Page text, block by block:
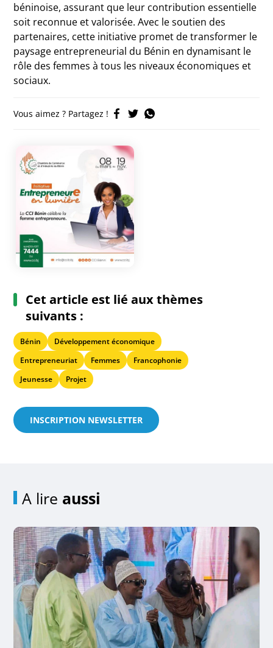
béninoise, assurant que leur contribution essentielle
soit reconnue et valorisée. Avec le soutien des
partenaires, cette initiative promet de transformer le
paysage entrepreneurial du Bénin en dynamisant le
rôle des femmes à tous les niveaux économiques et
sociaux.
Vous aimez ? Partagez !
Cet article est lié aux thèmes
suivants :
Bénin
Développement économique
Entrepreneuriat
Femmes
Francophonie
Jeunesse
Projet
INSCRIPTION NEWSLETTER
A lire aussi